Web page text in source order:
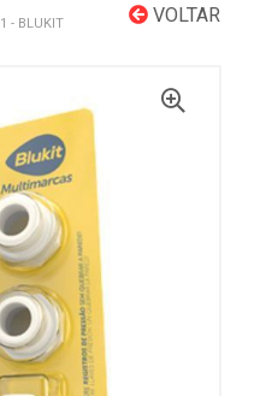
VOLTAR
- BLUKIT